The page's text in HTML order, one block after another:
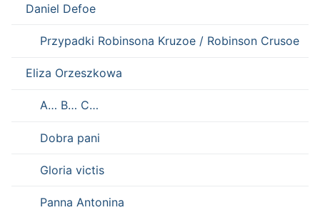
Daniel Defoe
Przypadki Robinsona Kruzoe / Robinson Crusoe
Eliza Orzeszkowa
A… B… C…
Dobra pani
Gloria victis
Panna Antonina